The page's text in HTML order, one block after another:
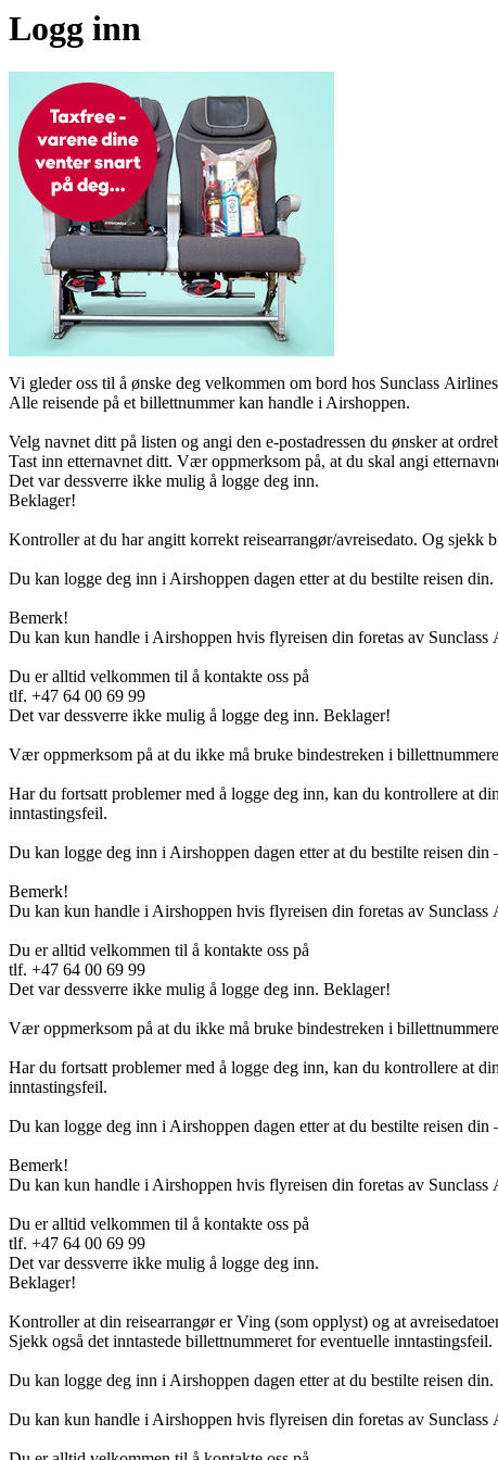
Logg inn
Vi gleder oss til å ønske deg velkommen om bord hos Sunclass
Alle reisende på et billettnummer kan handle i Airshoppen.
Velg navnet ditt på listen og angi den e-postadressen du ønsker at
Tast inn etternavnet ditt. Vær oppmerksom på, at du skal angi
Det var dessverre ikke mulig å logge deg inn.
Beklager!
Kontroller at du har angitt korrekt reisearrangør/avreisedato. Og sjekk
Du kan logge deg inn i Airshoppen dagen etter at du bestilte reisen din.
Bemerk!
Du kan kun handle i Airshoppen hvis flyreisen din foretas av Sunclass
Du er alltid velkommen til å kontakte oss på
tlf. +47 64 00 69 99
Det var dessverre ikke mulig å logge deg inn. Beklager!
Vær oppmerksom på at du ikke må bruke bindestreken i
Har du fortsatt problemer med å logge deg inn, kan du kontrollere at
inntastingsfeil.
Du kan logge deg inn i Airshoppen dagen etter at du bestilte reisen
Bemerk!
Du kan kun handle i Airshoppen hvis flyreisen din foretas av Sunclass
Du er alltid velkommen til å kontakte oss på
tlf. +47 64 00 69 99
Det var dessverre ikke mulig å logge deg inn. Beklager!
Vær oppmerksom på at du ikke må bruke bindestreken i
Har du fortsatt problemer med å logge deg inn, kan du kontrollere at
inntastingsfeil.
Du kan logge deg inn i Airshoppen dagen etter at du bestilte reisen
Bemerk!
Du kan kun handle i Airshoppen hvis flyreisen din foretas av Sunclass
Du er alltid velkommen til å kontakte oss på
tlf. +47 64 00 69 99
Det var dessverre ikke mulig å logge deg inn.
Beklager!
Kontroller at din reisearrangør er Ving (som opplyst) og at
Sjekk også det inntastede billettnummeret for eventuelle inntastingsfeil.
Du kan logge deg inn i Airshoppen dagen etter at du bestilte reisen
Du kan kun handle i Airshoppen hvis flyreisen din foretas av Sunclass